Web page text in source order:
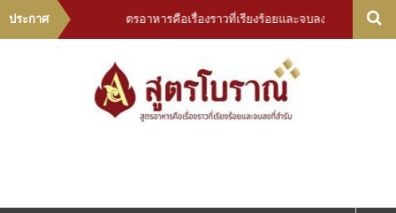
ประกาศmeal - สูตรอาหารคือเรื่องราวที่เรียงร้อยและจบลงที่สำรับ